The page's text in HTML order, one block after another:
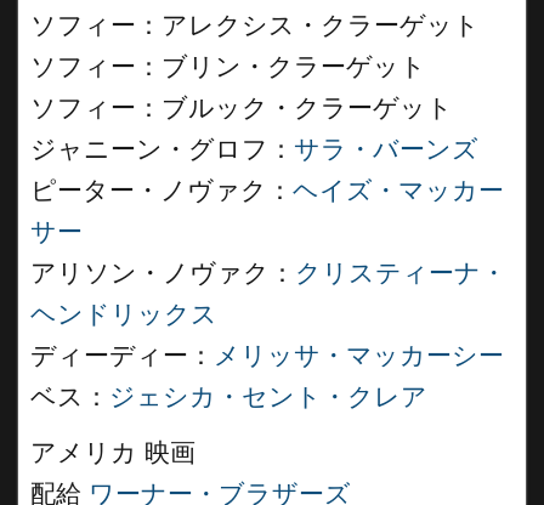
ソフィー：アレクシス・クラーゲット
ソフィー：ブリン・クラーゲット
ソフィー：ブルック・クラーゲット
ジャニーン・グロフ： サラ・バーンズ
ピーター・ノヴァク： ヘイズ・マッカー
サー
アリソン・ノヴァク： クリスティーナ・
ヘンドリックス
ディーディー： メリッサ・マッカーシー
ベス： ジェシカ・セント・クレア
アメリカ 映画
配給 ワーナー・ブラザーズ